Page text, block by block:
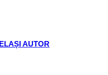
AUTOR